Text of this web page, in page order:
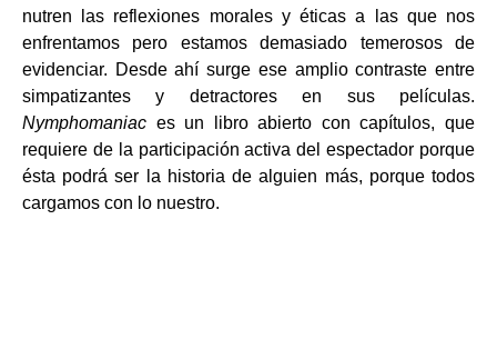
nutren las reflexiones morales y éticas a las que nos
enfrentamos pero estamos demasiado temerosos de
evidenciar. Desde ahí surge ese amplio contraste entre
simpatizantes y detractores en sus películas.
Nymphomaniac es un libro abierto con capítulos, que
requiere de la participación activa del espectador porque
ésta podrá ser la historia de alguien más, porque todos
cargamos con lo nuestro.